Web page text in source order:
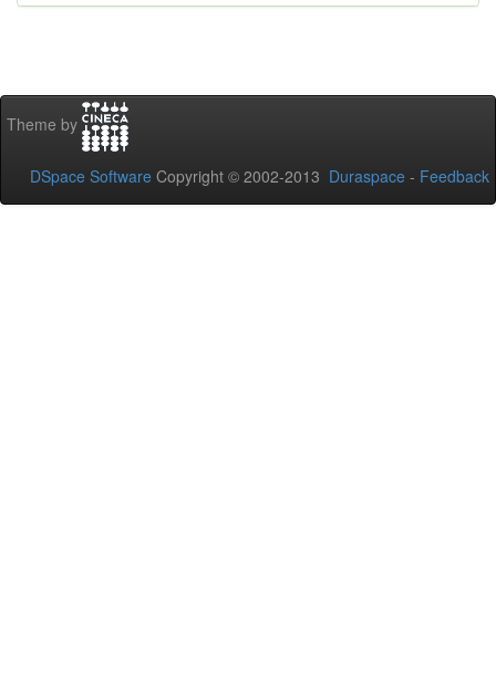
Theme by
DSpace Software Copyright © 2002-2013 Duraspace - Feedback